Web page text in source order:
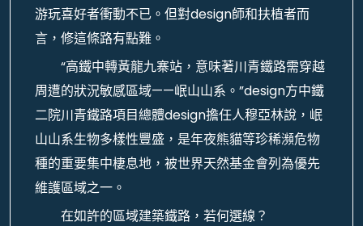
游玩喜好者衝動不已。但對design師和扶植者而
言，修這條路有點難。
“高鐵中轉黃龍九寨站，意味著川青鐵路需穿越
周遭的狀況敏感區域——岷山山系。”design方中鐵
二院川青鐵路項目總體design擔任人穆亞林說，岷
山山系生物多樣性豐盛，是年夜熊貓等珍稀瀕危物
種的重要集中棲息地，被世界天然基金會列為優先
維護區域之一。
在如許的區域建築鐵路，若何選線？